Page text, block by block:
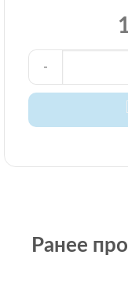
-
Ранее